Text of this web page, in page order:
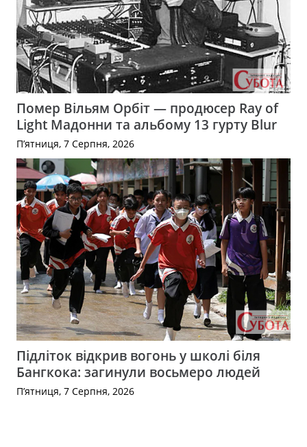
Помер Вільям Орбіт — продюсер Ray of
Light Мадонни та альбому 13 гурту Blur
П’ятниця, 7 Серпня, 2026
Підліток відкрив вогонь у школі біля
Бангкока: загинули восьмеро людей
П’ятниця, 7 Серпня, 2026